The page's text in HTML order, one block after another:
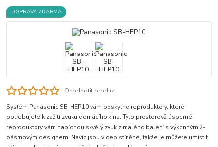
DOPRAVA ZDARMA
Ohodnotit produkt
Systém Panasonic SB-HEP10 vám poskytne reproduktory, které
potřebujete k zažití zvuku domácího kina. Tyto prostorově úsporné
reproduktory vám nabídnou skvělý zvuk z malého balení s výkonným 2-
pásmovým designem. Navíc jsou video stíněné, takže je můžete umístit